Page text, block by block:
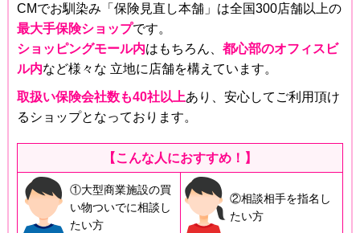
CMでお馴染み「保険見直し本舗」は全国300店舗以上の
最大手保険ショップです。
ショッピングモール内はもちろん、 都心部のオフィスビ
ル内など様々な 立地に店舗を構えています。
取扱い保険会社数も40社以上あり、安心してご利用頂け
るショップとなっております。
【こんな人におすすめ！】
①大型商業施設の買
い物ついでに相談し
たい方
②相談相手を指名し
たい方